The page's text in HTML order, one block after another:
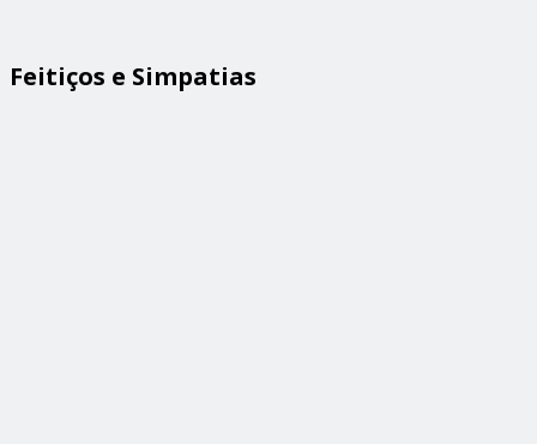
Feitiços e Simpatias